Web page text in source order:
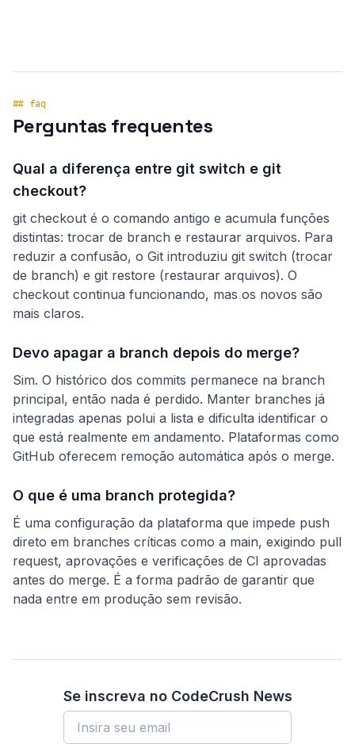
## faq
Perguntas frequentes
Qual a diferença entre git switch e git
checkout?
git checkout é o comando antigo e acumula funções
distintas: trocar de branch e restaurar arquivos. Para
reduzir a confusão, o Git introduziu git switch (trocar
de branch) e git restore (restaurar arquivos). O
checkout continua funcionando, mas os novos são
mais claros.
Devo apagar a branch depois do merge?
Sim. O histórico dos commits permanece na branch
principal, então nada é perdido. Manter branches já
integradas apenas polui a lista e dificulta identificar o
que está realmente em andamento. Plataformas como
GitHub oferecem remoção automática após o merge.
O que é uma branch protegida?
É uma configuração da plataforma que impede push
direto em branches críticas como a main, exigindo pull
request, aprovações e verificações de CI aprovadas
antes do merge. É a forma padrão de garantir que
nada entre em produção sem revisão.
Se inscreva no CodeCrush News
Endereço de email